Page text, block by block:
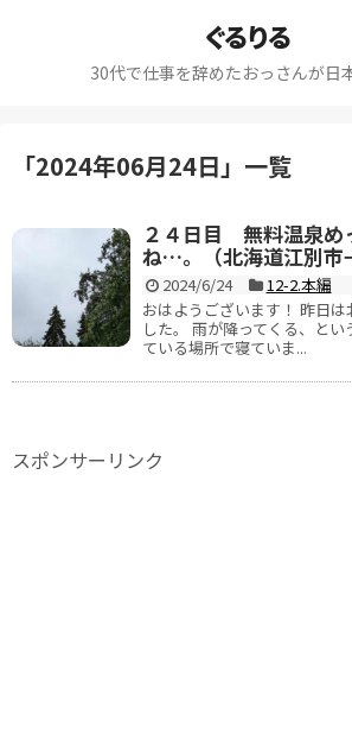
ぐるりる
30代で仕事を辞めたおっさんが日
「2024年06月24日」 一覧
２４日目 無料温泉め
ね…。（北海道江別市
2024/6/24
12-2.本編
おはようございます！ 昨日
した。 雨が降ってくる、と
ている場所で寝ていま...
スポンサーリンク